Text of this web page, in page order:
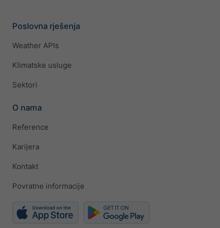
Poslovna rješenja
Weather APIs
Klimatske usluge
Sektori
O nama
Reference
Karijera
Kontakt
Povratne informacije